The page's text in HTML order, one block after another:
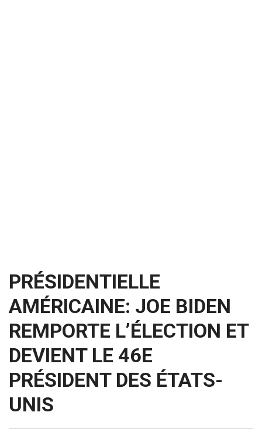
PRÉSIDENTIELLE
AMÉRICAINE: JOE BIDEN
REMPORTE L’ÉLECTION ET
DEVIENT LE 46E
PRÉSIDENT DES ÉTATS-
UNIS